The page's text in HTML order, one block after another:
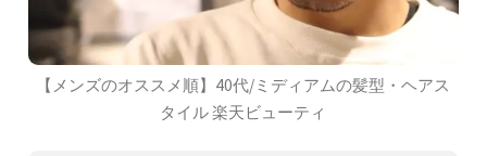
【メンズのオススメ順】40代/ミディアムの髪型・ヘアス
タイル 楽天ビューティ